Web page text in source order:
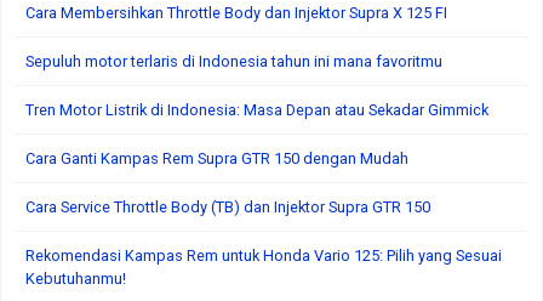
Cara Membersihkan Throttle Body dan Injektor Supra X 125 FI
Sepuluh motor terlaris di Indonesia tahun ini mana favoritmu
Tren Motor Listrik di Indonesia: Masa Depan atau Sekadar Gimmick
Cara Ganti Kampas Rem Supra GTR 150 dengan Mudah
Cara Service Throttle Body (TB) dan Injektor Supra GTR 150
Rekomendasi Kampas Rem untuk Honda Vario 125: Pilih yang Sesuai
Kebutuhanmu!